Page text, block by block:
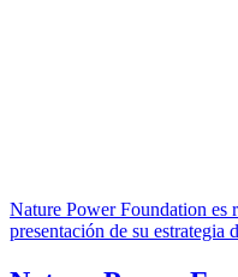
Nature Power Foundation es
presentación de su estrategia